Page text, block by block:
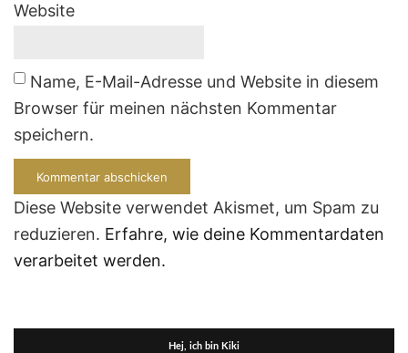
Website
Name, E-Mail-Adresse und Website in diesem
Browser für meinen nächsten Kommentar
speichern.
Diese Website verwendet Akismet, um Spam zu
reduzieren. Erfahre, wie deine Kommentardaten
verarbeitet werden.
Hej, ich bin Kiki